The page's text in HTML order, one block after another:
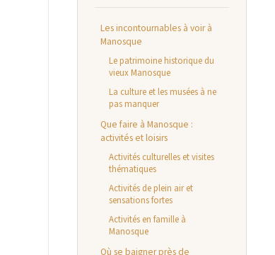
Les incontournables à voir à
Manosque
Le patrimoine historique du
vieux Manosque
La culture et les musées à ne
pas manquer
Que faire à Manosque :
activités et loisirs
Activités culturelles et visites
thématiques
Activités de plein air et
sensations fortes
Activités en famille à
Manosque
Où se baigner près de